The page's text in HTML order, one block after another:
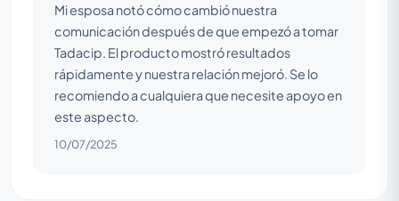
Mi esposa notó cómo cambió nuestra
comunicación después de que empezó a tomar
Tadacip. El producto mostró resultados
rápidamente y nuestra relación mejoró. Se lo
recomiendo a cualquiera que necesite apoyo en
este aspecto.
10/07/2025